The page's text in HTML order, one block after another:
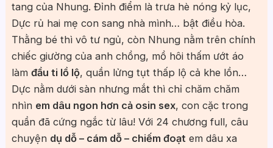
tang của Nhung. Đỉnh điểm là trưa hè nóng kỷ lục,
Dực rủ hai mẹ con sang nhà mình… bật điều hòa.
Thằng bé thì vô tư ngủ, còn Nhung nằm trên chính
chiếc giường của anh chồng, mồ hôi thấm ướt áo
làm đầu ti lồ lộ, quần lửng tụt thấp lộ cả khe lồn…
Dực nằm dưới sàn nhưng mắt thì chỉ chăm chăm
nhìn em dâu ngon hơn cả osin sex, con cặc trong
quần đã cứng ngắc từ lâu! Với 24 chương full, câu
chuyện dụ dỗ – cám dỗ – chiếm đoạtem dâu xa